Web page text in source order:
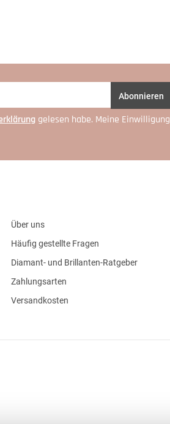
Abonnieren
gelesen habe. Meine Einwilligung
Über uns
Häufig gestellte Fragen
Diamant- und Brillanten-Ratgeber
Zahlungsarten
Versandkosten